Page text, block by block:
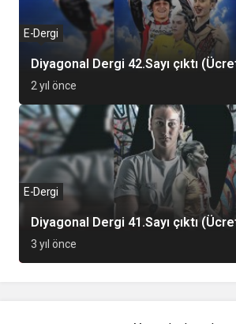
Diyagonal Dergi 42.Sayı çıktı
E-Dergi
2 yıl önce
Diyagonal Dergi 41.Sayı çıktı
E-Dergi
3 yıl önce